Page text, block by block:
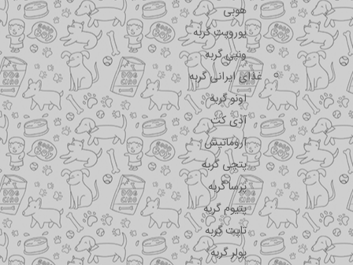
هوبی
یوروپت گربه
ونپی گربه
غذای ایرانی گربه
اونو گربه
آدی کت
آروماتیش
پتچی گربه
پرسا گربه
پتیوم گربه
تاپت گربه
پولر گربه